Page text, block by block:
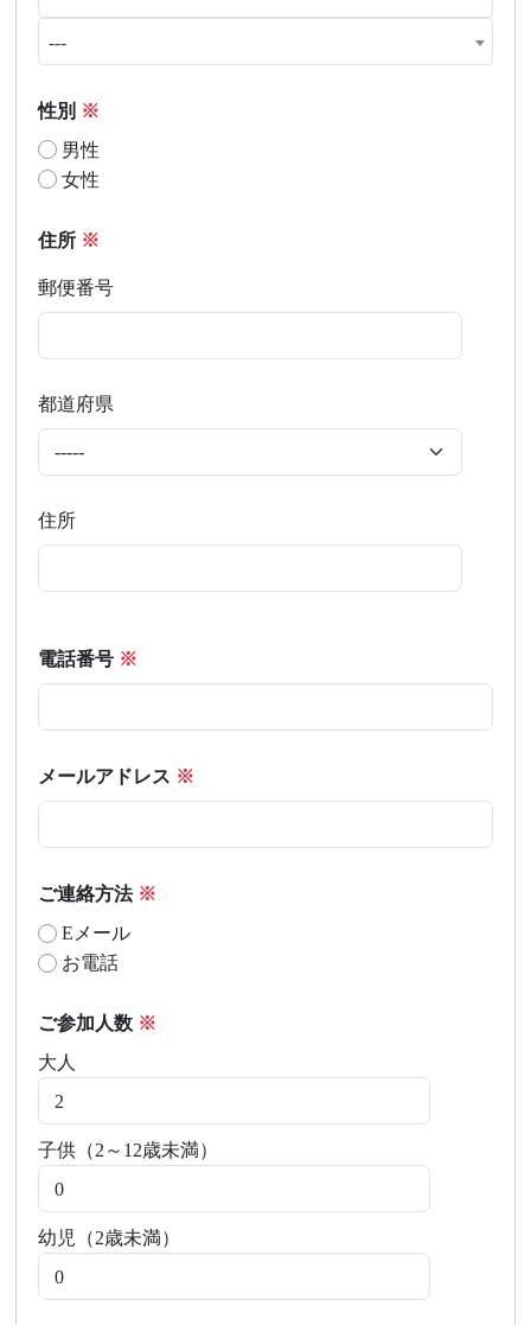
---
性別 ※
男性
女性
住所 ※
郵便番号
都道府県
住所
電話番号 ※
メールアドレス ※
ご連絡方法 ※
Eメール
お電話
ご参加人数 ※
大人
子供（2～12歳未満）
幼児（2歳未満）